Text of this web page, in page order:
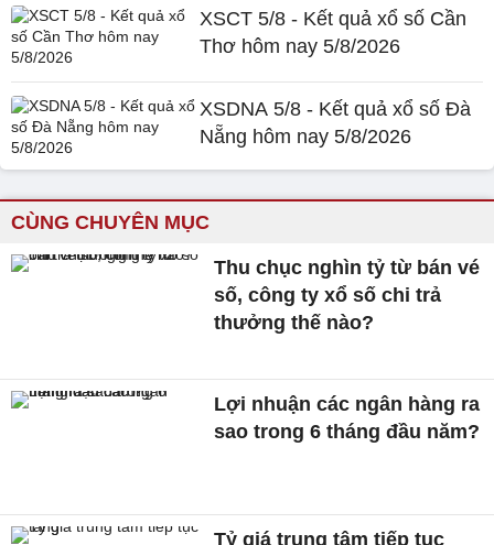
XSCT 5/8 - Kết quả xổ số Cần
Thơ hôm nay 5/8/2026
XSDNA 5/8 - Kết quả xổ số Đà
Nẵng hôm nay 5/8/2026
CÙNG CHUYÊN MỤC
Thu chục nghìn tỷ từ bán vé
số, công ty xổ số chi trả
thưởng thế nào?
Lợi nhuận các ngân hàng ra
sao trong 6 tháng đầu năm?
Tỷ giá trung tâm tiếp tục